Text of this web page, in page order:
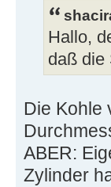
Hallo,
daß die
Die Kohle
ABER:
Zylinder